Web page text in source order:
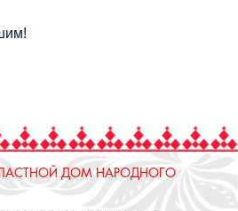
ДОМ НАРОДНОГО
область, г. Иркутск, ул.
iodnt@mail.ru
приемная